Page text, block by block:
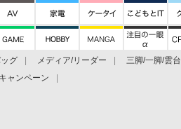
グ メディア/リーダー 三脚/一脚/雲台
キャンペーン